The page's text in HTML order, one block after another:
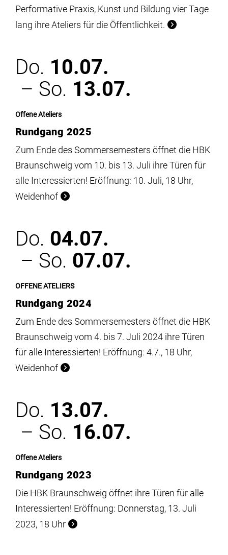
Performative Praxis, Kunst und Bildung vier Tage
lang ihre Ateliers für die Öffentlichkeit.
Do. 10.07.
– So. 13.07.
Offene Ateliers
Rundgang 2025
Zum Ende des Sommersemesters öffnet die HBK
Braunschweig vom 10. bis 13. Juli ihre Türen für
alle Interessierten! Eröffnung: 10. Juli, 18 Uhr,
Weidenhof
Do. 04.07.
– So. 07.07.
OFFENE ATELIERS
Rundgang 2024
Zum Ende des Sommersemesters öffnet die HBK
Braunschweig vom 4. bis 7. Juli 2024 ihre Türen
für alle Interessierten! Eröffnung: 4.7., 18 Uhr,
Weidenhof
Do. 13.07.
– So. 16.07.
Offene Ateliers
Rundgang 2023
Die HBK Braunschweig öffnet ihre Türen für alle
Interessierten! Eröffnung: Donnerstag, 13. Juli
2023, 18 Uhr